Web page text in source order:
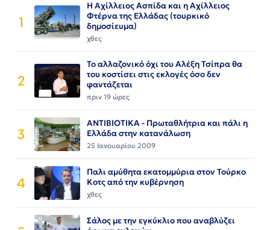
1
Η Αχίλλειος Ασπίδα και η Αχίλλειος
Φτέρνα της Ελλάδας (τουρκικό
δημοσίευμα)
χθες
2
Το αλλαζονικό όχι του Αλέξη Τσίπρα θα
του κοστίσει στις εκλογές όσο δεν
φαντάζεται
πριν 19 ώρες
3
ΑΝΤΙΒΙΟΤΙΚΑ - Πρωταθλήτρια και πάλι η
Ελλάδα στην κατανάλωση
25 Ιανουαρίου 2009
4
Παλι αμύθητα εκατομμύρια στον Τούρκο
Κοτς από την κυβέρνηση
χθες
Σάλος με την εγκύκλιο που αναβλύζει